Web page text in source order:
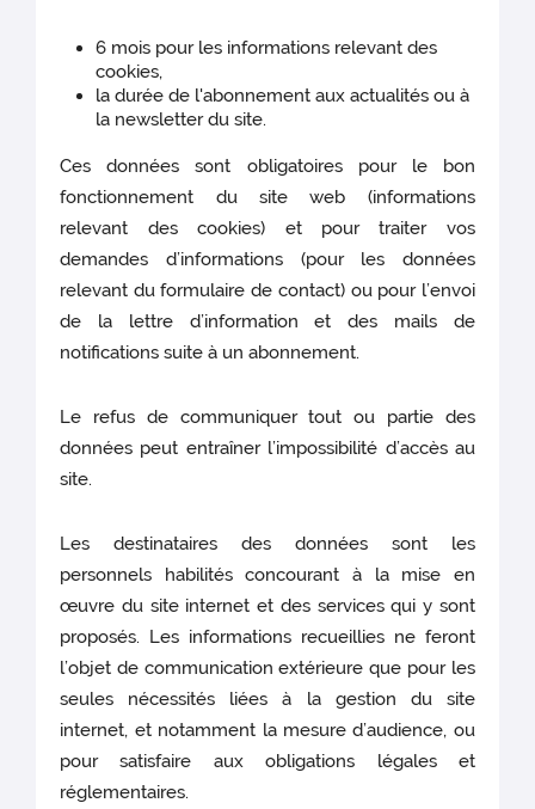
6 mois pour les informations relevant des
cookies,
la durée de l'abonnement aux actualités ou à
la newsletter du site.
Ces données sont obligatoires pour le bon
fonctionnement du site web (informations
relevant des cookies)
et pour traiter vos
demandes d’informations (pour les données
relevant du formulaire de contact) ou pour l’envoi
de la lettre d’information et des mails de
notifications suite à un abonnement.
Le refus de communiquer tout ou partie des
données peut entraîner l’impossibilité d’accès au
site.
Les destinataires des données sont les
personnels habilités concourant à la mise en
œuvre du site internet et des services qui y sont
proposés. Les informations recueillies ne feront
l’objet de communication extérieure que pour les
seules nécessités liées à la gestion du site
internet, et notamment la mesure d’audience, ou
pour satisfaire aux obligations légales et
réglementaires.